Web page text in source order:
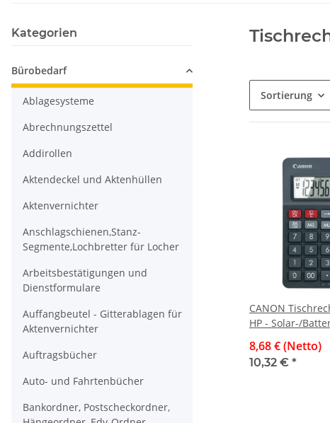
Sortierung
CANON
HP - Solar-/
8,68 € (Netto)
10,32 € *
Kategorien
Bürobedarf
Ablagesysteme
Abrechnungszettel
Addirollen
Aktendeckel und Aktenhüllen
Aktenvernichter
Anschlagschienen,Stanz-
Segmente,Lochbretter für Locher
Arbeitsbestätigungen und
Dienstformulare
Auffangbeutel - Gitterablagen für
Aktenvernichter
Auftragsbücher
Auto- und Fahrtenbücher
Bankordner, Postscheckordner,